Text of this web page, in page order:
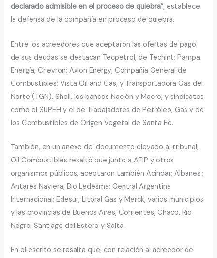
declarado admisible en el proceso de quiebra”, establece
la defensa de la compañía en proceso de quiebra.
Entre los acreedores que aceptaron las ofertas de pago
de sus deudas se destacan Tecpetrol, de Techint; Pampa
Energía; Chevron; Axion Energy; Compañía General de
Combustibles; Vista Oil and Gas; y Transportadora Gas del
Norte (TGN), Shell, los bancos Nación y Macro, y sindicatos
como el SUPEH y el de Trabajadores de Petróleo, Gas y de
los Combustibles de Origen Vegetal de Santa Fe.
También, en un anexo del documento elevado al tribunal,
Oil Combustibles resaltó que junto a AFIP y otros
organismos públicos, aceptaron también Acindar; Albanesi;
Antares Naviera; Bio Ledesma; Central Argentina
Internacional; Edesur; Litoral Gas y Merck, varios municipios
y las provincias de Buenos Aires, Corrientes, Chaco, Río
Negro, Santiago del Estero y Salta.
En el escrito se resalta que, con relación al acreedor de